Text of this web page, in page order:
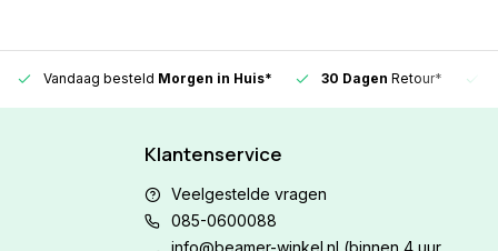
Vandaag besteld Morgen in Huis* 30 Dagen Retour*
Klantenservice
Veelgestelde vragen
085-0600088
info@beamer-winkel.nl (binnen 4 uur